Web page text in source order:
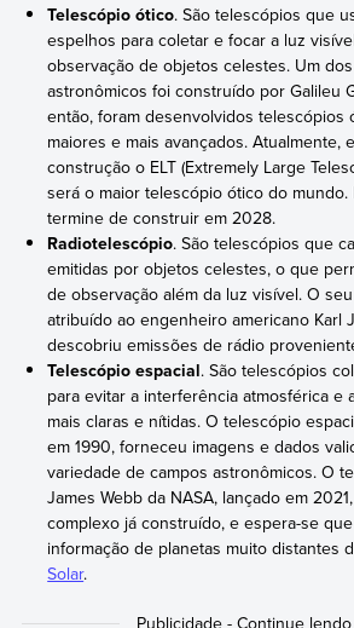
Telescópio ótico. São telescópios que
espelhos para coletar e focar a luz
observação de objetos celestes. Um
astronômicos foi construído por Galileu
então, foram desenvolvidos telescópios
maiores e mais avançados. Atualmente,
construção o ELT (Extremely Large
será o maior telescópio ótico do mundo.
termine de construir em 2028.
Radiotelescópio. São telescópios que
emitidas por objetos celestes, o que
de observação além da luz visível. O
atribuído ao engenheiro americano Karl
descobriu emissões de rádio
Telescópio espacial. São telescópios
para evitar a interferência atmosférica e
mais claras e nítidas. O telescópio
em 1990, forneceu imagens e dados
variedade de campos astronômicos. O
James Webb da NASA, lançado em
complexo já construído, e espera-se
informação de planetas muito distantes
Solar.